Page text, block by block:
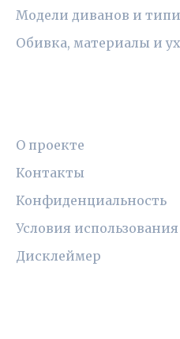
Модели диванов и
Обивка, материалы и
О проекте
Контакты
Конфиденциальность
Условия использования
Дисклеймер